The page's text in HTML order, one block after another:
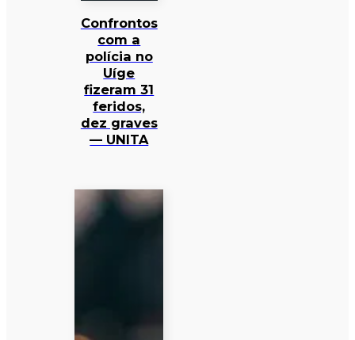
Confrontos
com a
polícia no
Uíge
fizeram 31
feridos,
dez graves
— UNITA